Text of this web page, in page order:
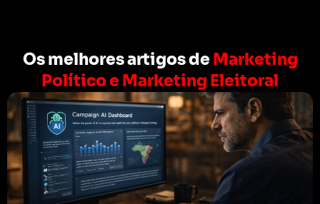
Os melhores artigos de Marketing
Político e Marketing Eleitoral